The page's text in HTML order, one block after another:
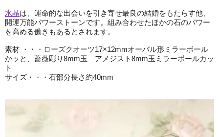
水晶は、運命的な出会いを引き寄せ最良の結婚をもたらす他、
開運万能パワーストーンです。組み合わせたほかの石のパワー
を高める働きもあるとされます。
素材 ・・・ローズクオーツ17×12mmオーバル形ミラーボール
かッと、薔薇彫り8mm玉 アメジスト8mm玉ミラーボールカッ
ト
サイズ・・・石部分長さ約40mm